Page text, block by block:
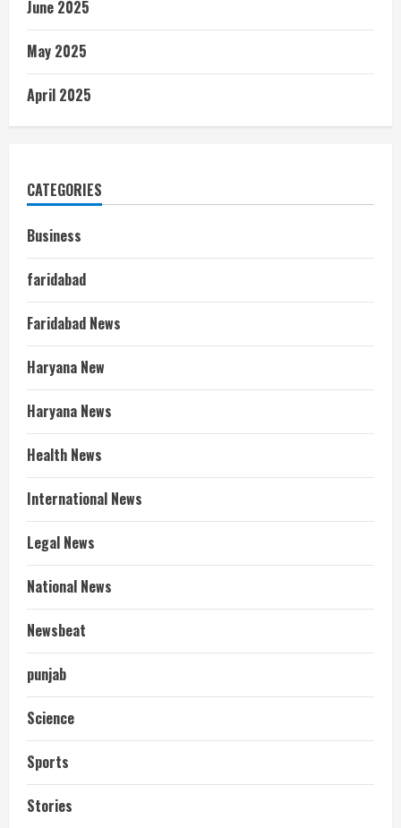
June 2025
May 2025
April 2025
CATEGORIES
Business
faridabad
Faridabad News
Haryana New
Haryana News
Health News
International News
Legal News
National News
Newsbeat
punjab
Science
Sports
Stories